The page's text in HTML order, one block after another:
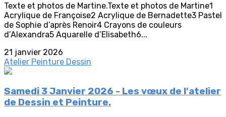
Texte et photos de Martine.Texte et photos de Martine1
Acrylique de Françoise2 Acrylique de Bernadette3 Pastel
de Sophie d’après Renoir4 Crayons de couleurs
d’Alexandra5 Aquarelle d’Elisabeth6...
21 janvier 2026
Atelier Peinture Dessin
Samedi 3 Janvier 2026 - Les vœux de l'atelier
de Dessin et Peinture.